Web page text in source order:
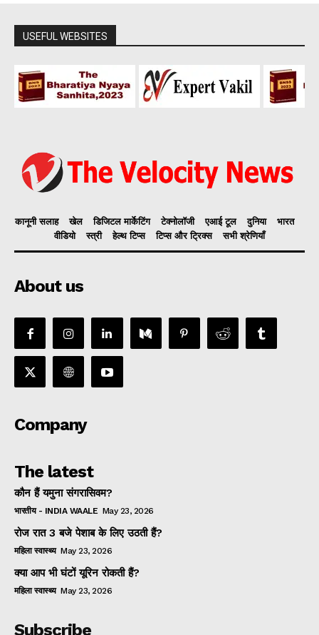
USEFUL WEBSITES
कानूनी सलाह खेल डिजिटल मार्केटिंग टेक्नोलॉजी एआई टूल दुनिया
भारत
वीडियो
स्त्री हेल्थ टिप्स टिप्स और ट्रिक्स सभी श्रेणियाँ
About us
Company
The latest
कौन हैं यमुना संगरासिवम?
भारतीय - INDIA WAALE May 23, 2026
रोज रात 3 बजे पेशाब के लिए उठती हैं?
महिला स्वास्थ्य May 23, 2026
क्या आप भी घंटों यूरिन रोकती हैं?
महिला स्वास्थ्य May 23, 2026
Subscribe